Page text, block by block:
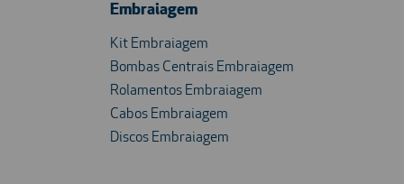
Embraiagem
Kit Embraiagem
Bombas Centrais Embraiagem
Rolamentos Embraiagem
Cabos Embraiagem
Discos Embraiagem